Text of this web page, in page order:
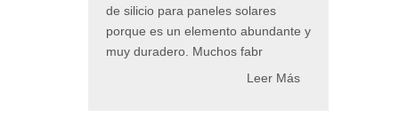
de silicio para paneles solares
porque es un elemento abundante y
muy duradero. Muchos fabr
Leer Más